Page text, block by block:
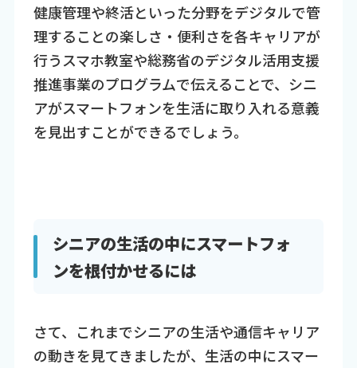
健康管理や終活といった分野をデジタルで管
理することの楽しさ・便利さを各キャリアが
行うスマホ教室や総務省のデジタル活用支援
推進事業のプログラムで伝えることで、シニ
アがスマートフォンを生活に取り入れる意義
を見出すことができるでしょう。
シニアの生活の中にスマートフォ
ンを根付かせるには
さて、これまでシニアの生活や通信キャリア
の動きを見てきましたが、生活の中にスマー